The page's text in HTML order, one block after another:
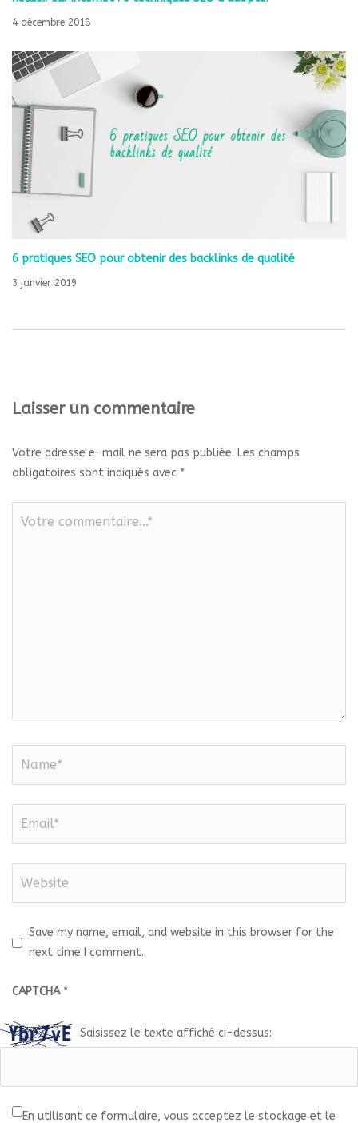
4 décembre 2018
6 pratiques SEO pour obtenir des backlinks de qualité
3 janvier 2019
Laisser un commentaire
Votre adresse e-mail ne sera pas publiée. Les champs
obligatoires sont indiqués avec *
Save my name, email, and website in this browser for the
next time I comment.
CAPTCHA *
Saisissez le texte affiché ci-dessus:
En utilisant ce formulaire, vous acceptez le stockage et le